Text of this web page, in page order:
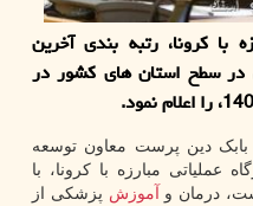
با کرونا، رتبه بندی آخرین
در سطح استان های کشور در
بابک دین پرست معاون توسعه
عملیاتی مبارزه با کرونا، با
درمان و آموزش پزشکی از